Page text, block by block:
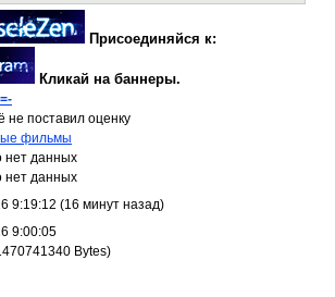
Присоединяйся к:
Кликай на баннеры.
не поставил оценку
фильмы
нет данных
нет данных
9:19:12 (16 минут назад)
9:00:05
Bytes)